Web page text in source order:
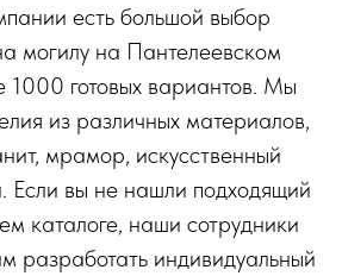
есть большой выбор
могилу на Пантелеевском
1000 готовых вариантов. Мы
из различных материалов,
мрамор, искусственный
Если вы не нашли подходящий
каталоге, наши сотрудники
разработать индивидуальный